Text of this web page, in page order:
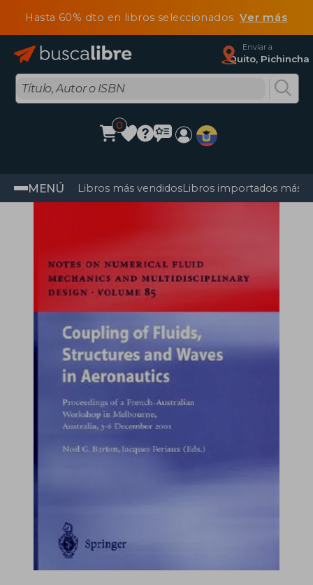
Hasta 60% dto en libros seleccionadosVer más
Enviar a
Quito, Pichincha
0
MENÚ Libros más vendidosLibros importados más